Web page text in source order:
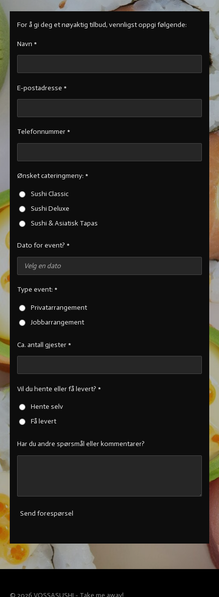
For å gi deg et nøyaktig tilbud, vennligst oppgi følgende:
Navn *
E-postadresse *
Telefonnummer *
Ønsket cateringmeny: *
Sushi Classic
Sushi Deluxe
Sushi & Asiatisk Tapas
Dato for event? *
Type event: *
Privatarrangement
Jobbarrangement
Ca. antall gjester *
Vil du hente eller få levert? *
Hente selv
Få levert
Har du andre spørsmål eller kommentarer?
Send forespørsel